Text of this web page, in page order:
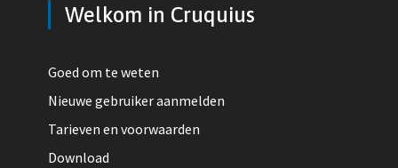
Welkom in Cruquius
Goed om te weten
Nieuwe gebruiker aanmelden
Tarieven en voorwaarden
Download